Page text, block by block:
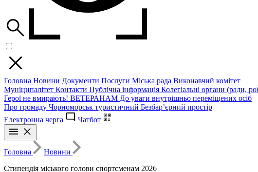
Головна Новини Документи Послуги Міська рада Виконавчий комітет
Муніципалітет Контакти Публічна інформація Колегіальні органи (ради,
Герої не вмирають! ВЕТЕРАНАМ До уваги внутрішньо переміщених осіб
Про громаду Чорноморськ туристичний Безбар’єрний простір
Електронна черга
Чатбот
Головна
Новини
Стипендія міського голови спортсменам 2026